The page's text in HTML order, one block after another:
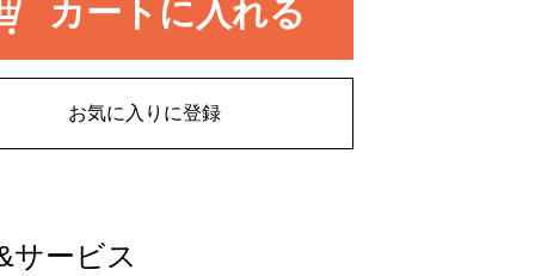
カートに入れる
お気に入りに登録
サービス